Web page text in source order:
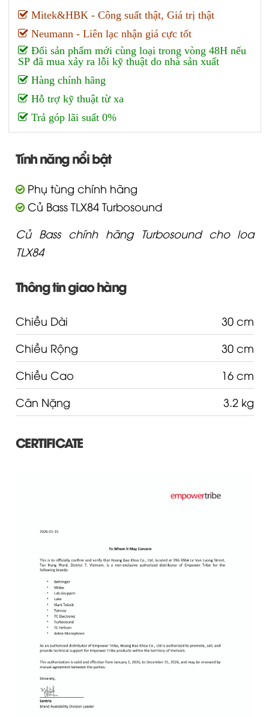
Mitek&HBK - Công suất thật, Giá trị thật
Neumann - Liên lạc nhận giá cực tốt
Đổi sản phẩm mới cùng loại trong vòng 48H nếu
SP đã mua xảy ra lỗi kỹ thuật do nhà sản xuất
Hàng chính hãng
Hỗ trợ kỹ thuật từ xa
Trả góp lãi suất 0%
Tính năng nổi bật
Phụ tùng chính hãng
Củ Bass TLX84 Turbosound
Củ Bass chính hãng Turbosound cho loa
TLX84
Thông tin giao hàng
Chiều Dài
30 cm
Chiều Rộng
30 cm
Chiều Cao
16 cm
Cân Nặng
3.2 kg
CERTIFICATE